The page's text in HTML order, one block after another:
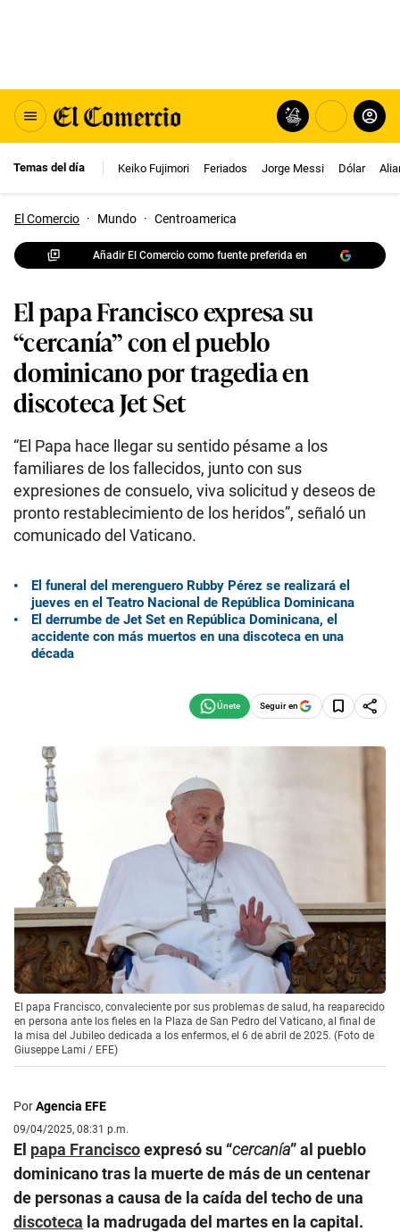
Temas del día Keiko Fujimori Feriados Jorge Messi Dólar
El Comercio · Mundo · Centroamerica
Añadir El Comercio como fuente preferida en
El papa Francisco expresa su
“cercanía” con el pueblo
dominicano por tragedia en
discoteca Jet Set
“El Papa hace llegar su sentido pésame a los
familiares de los fallecidos, junto con sus
expresiones de consuelo, viva solicitud y deseos de
pronto restablecimiento de los heridos”, señaló un
comunicado del Vaticano.
El funeral del merenguero Rubby Pérez se realizará el
jueves en el Teatro Nacional de República Dominicana
El derrumbe de Jet Set en República Dominicana, el
accidente con más muertos en una discoteca en una
década
Seguir en
El papa Francisco, convaleciente por sus problemas de salud, ha reaparecido
en persona ante los fieles en la Plaza de San Pedro del Vaticano, al final de
la misa del Jubileo dedicada a los enfermos, el 6 de abril de 2025. (Foto de
Giuseppe Lami / EFE)
PorAgencia EFE
09/04/2025, 08:31 p.m.
El papa Franciscoexpresó su “cercanía” al pueblo
dominicano tras la muerte de más de un centenar
de personas a causa de la caída del techo de una
discoteca la madrugada del martes en la capital.